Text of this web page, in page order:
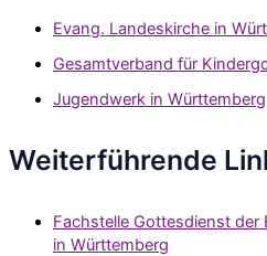
Evang. Landeskirche in
Gesamtverband für
Jugendwerk in Württemberg
Weiterführende
Fachstelle Gottesdienst der
in Württemberg